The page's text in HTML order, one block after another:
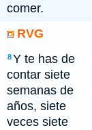
comer.
RVG
8Y te has de
contar siete
semanas de
años, siete
veces siete